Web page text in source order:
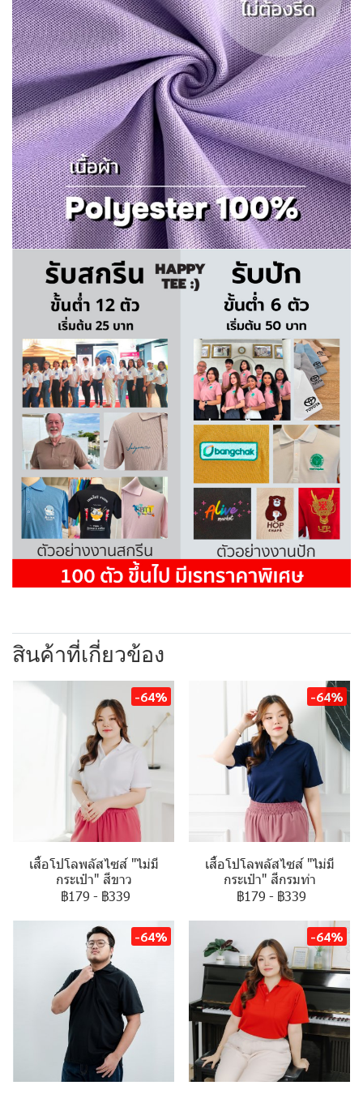
สินค้าที่เกี่ยวข้อง
-64%
เสื้อโปโลพลัสไซส์ "ไม่มี
กระเป๋า" สีขาว
฿179 - ฿339
-64%
เสื้อโปโลพลัสไซส์ "ไม่มี
กระเป๋า" สีกรมท่า
฿179 - ฿339
-64% -64%